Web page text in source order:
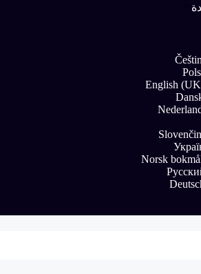
English
Norsk